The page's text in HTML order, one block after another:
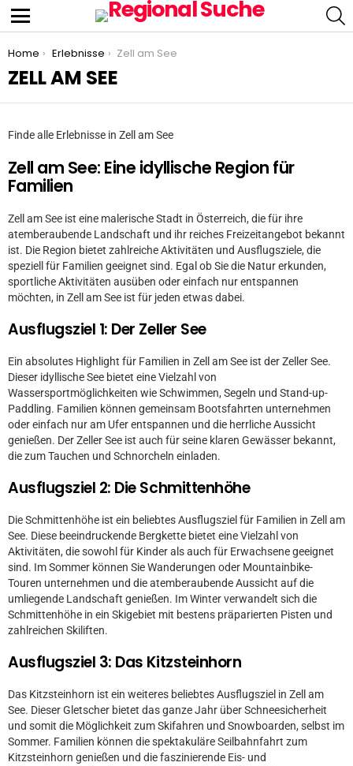
Menu
You are here:
Home Erlebnisse Zell am See
ZELL AM SEE
Finde alle Erlebnisse in Zell am See
Zell am See: Eine idyllische Region für
Familien
Zell am See ist eine malerische Stadt in Österreich, die für ihre
atemberaubende Landschaft und ihr reiches Freizeitangebot bekannt
ist. Die Region bietet zahlreiche Aktivitäten und Ausflugsziele, die
speziell für Familien geeignet sind. Egal ob Sie die Natur erkunden,
sportliche Aktivitäten ausüben oder einfach nur entspannen
möchten, in Zell am See ist für jeden etwas dabei.
Ausflugsziel 1: Der Zeller See
Ein absolutes Highlight für Familien in Zell am See ist der Zeller See.
Dieser idyllische See bietet eine Vielzahl von
Wassersportmöglichkeiten wie Schwimmen, Segeln und Stand-up-
Paddling. Familien können gemeinsam Bootsfahrten unternehmen
oder einfach nur am Ufer entspannen und die herrliche Aussicht
genießen. Der Zeller See ist auch für seine klaren Gewässer bekannt,
die zum Tauchen und Schnorcheln einladen.
Ausflugsziel 2: Die Schmittenhöhe
Die Schmittenhöhe ist ein beliebtes Ausflugsziel für Familien in Zell am
See. Diese beeindruckende Bergkette bietet eine Vielzahl von
Aktivitäten, die sowohl für Kinder als auch für Erwachsene geeignet
sind. Im Sommer können Sie Wanderungen oder Mountainbike-
Touren unternehmen und die atemberaubende Aussicht auf die
umliegende Landschaft genießen. Im Winter verwandelt sich die
Schmittenhöhe in ein Skigebiet mit bestens präparierten Pisten und
zahlreichen Skiliften.
Ausflugsziel 3: Das Kitzsteinhorn
Das Kitzsteinhorn ist ein weiteres beliebtes Ausflugsziel in Zell am
See. Dieser Gletscher bietet das ganze Jahr über Schneesicherheit
und somit die Möglichkeit zum Skifahren und Snowboarden, selbst im
Sommer. Familien können die spektakuläre Seilbahnfahrt zum
Kitzsteinhorn genießen und die faszinierende Eis- und